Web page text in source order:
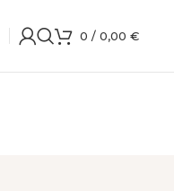
0/ 0,00€